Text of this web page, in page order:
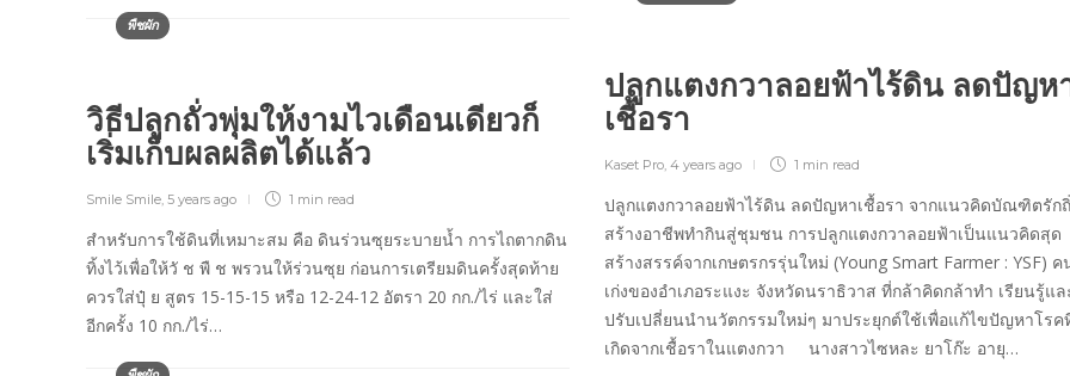
ปลูกแตงกวาลอยฟ้าไร้ดิน ลดปัญห
เชื้อรา
Kaset Pro, 4 years ago 1 min read
ปลูกแตงกวาลอยฟ้าไร้ดิน ลดปัญหาเชื้อรา จากแนวคิดบัณฑิตรัก
สร้างอาชีพทำกินสู่ชุมชน การปลูกแตงกวาลอยฟ้าเป็นแนวคิดสุด
สร้างสรรค์จากเกษตรกรรุ่นใหม่ (Young Smart Farmer : YSF) ค
เก่งของอำเภอระแงะ จังหวัดนราธิวาส ที่กล้าคิดกล้าทำ เรียนรู้แล
ปรับเปลี่ยนนำนวัตกรรมใหม่ๆ มาประยุกต์ใช้เพื่อแก้ไขปัญหาโรค
เกิดจากเชื้อราในแตงกวา นางสาวไซหละ ยาโก๊ะ อายุ…
พืชผัก
วิธีปลูกถั่วพุ่มให้งามไวเดือนเดียวก็
เริ่มเก็บผลผลิตได้แล้ว
Smile Smile, 5 years ago 1 min read
สำหรับการใช้ดินที่เหมาะสม คือ ดินร่วนซุยระบายน้ำ การไถตากดิน
ทิ้งไว้เพื่อให้วั ช พื ช พรวนให้ร่วนซุย ก่อนการเตรียมดินครั้งสุดท้าย
ควรใส่ปุ๋ ย สูตร 15-15-15 หรือ 12-24-12 อัตรา 20 กก./ไร่ และใส่
อีกครั้ง 10 กก./ไร่…